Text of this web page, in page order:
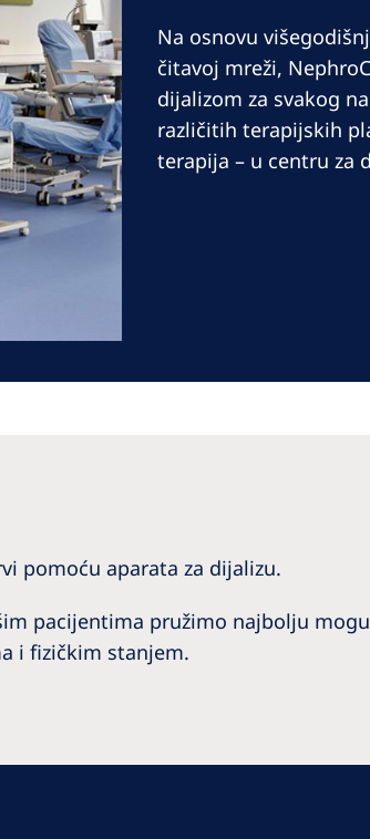
Romania
Russia
Asia Pacific
Asia Pacific
Australia
Philippines
North
United States
Na osnovu
čitavoj mreži,
dijalizom za svakog
različitih terapijskih
terapija – u centru za
pomoću aparata za dijalizu.
pacijentima pružimo najbolju
i fizičkim stanjem.